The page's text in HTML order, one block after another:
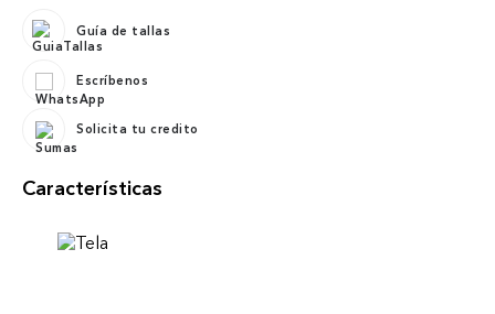
Guía de tallas
Escríbenos
Solicita tu credito
Características